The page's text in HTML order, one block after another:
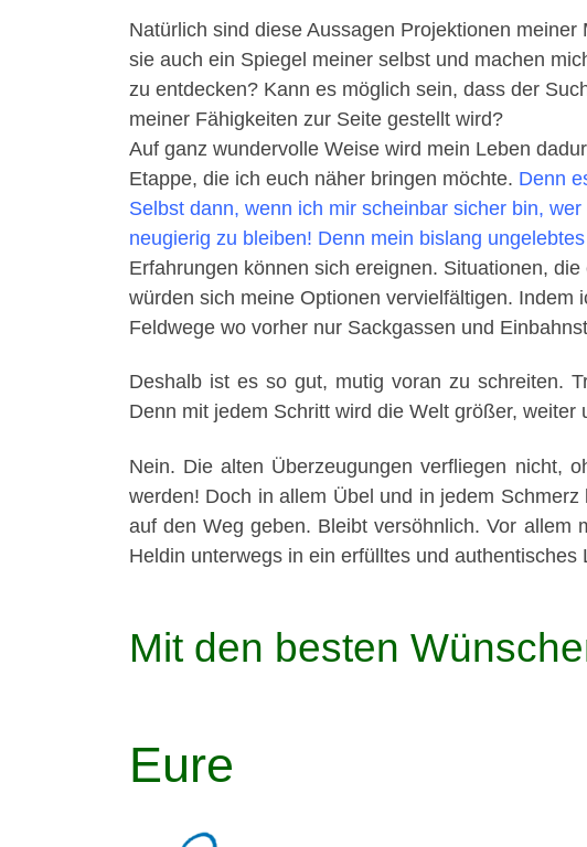
Natürlich sind diese Aussagen Projektionen
sie auch ein Spiegel meiner selbst und machen
zu entdecken? Kann es möglich sein, dass der
meiner Fähigkeiten zur Seite gestellt wird?
Auf ganz wundervolle Weise wird mein Leben
Etappe, die ich euch näher bringen möchte. Denn
Selbst dann, wenn ich mir scheinbar sicher bin,
neugierig zu bleiben! Denn mein bislang
Erfahrungen können sich ereignen. Situationen,
würden sich meine Optionen vervielfältigen.
Feldwege wo vorher nur Sackgassen und
Deshalb ist es so gut, mutig voran zu schreiten.
Denn mit jedem Schritt wird die Welt größer, weiter
Nein. Die alten Überzeugungen verfliegen nicht,
werden! Doch in allem Übel und in jedem
auf den Weg geben. Bleibt versöhnlich. Vor
Heldin unterwegs in ein erfülltes und authentisches
Mit den besten
Eure